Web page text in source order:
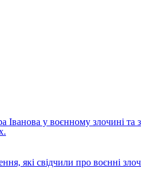
у воєнному злочині та
які свідчили про воєнні